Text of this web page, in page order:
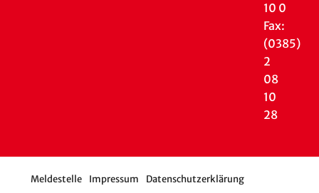
10 0
Fax:
(0385)
2
08
10
28
Meldestelle Impressum
Datenschutzerklärung